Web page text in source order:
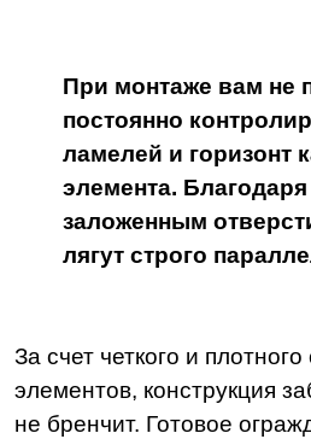
При монтаже вам не
постоянно
ламелей и горизонт
элемента. Благодаря
заложенным
лягут строго
За счет четкого и
элементов, конструкция
не бренчит. Готовое